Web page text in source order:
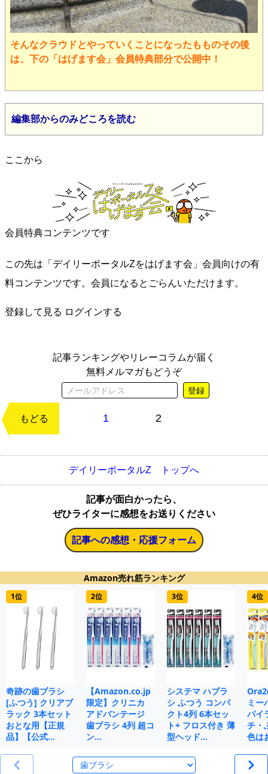
そんなクラウドとやっていくことになったもものその後
は、下の「はげます会」会員特典部分で公開中！
編集部からのみどころを読む
ここから
会員特典コンテンツです
この先は「デイリーポータルZをはげます会」会員向けの有
料コンテンツです。会員になるとごらんいただけます。
登録して見る ログインする
記事ランキングやリレーコラムが届く
無料メルマガもどうぞ
登録
もどる 1 2
デイリーポータルZ トップへ
記事が面白かったら、
ぜひライターに感想をお送りください
記事への感想・応援フォーム
Amazon売れ筋ランキング
1位
奇跡の歯ブラシ
[ふつう] クリアブ
ラック 3本セット
おとな用【正規
品】【公式…
2位
【Amazon.co.jp
限定】クリニカ
アドバンテージ
歯ブラシ 4列 超コ
ン…
3位
システマ ハブラ
シ ふつう コンパ
クト4列 6本セッ
ト+ フロス付き 薄
型ヘッド…
4位
ミー
パイ
チ・
色は